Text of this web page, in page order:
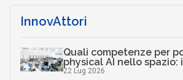
InnovAttori
Quali competenze per
physical AI nello spazio:
22 Lug 2026